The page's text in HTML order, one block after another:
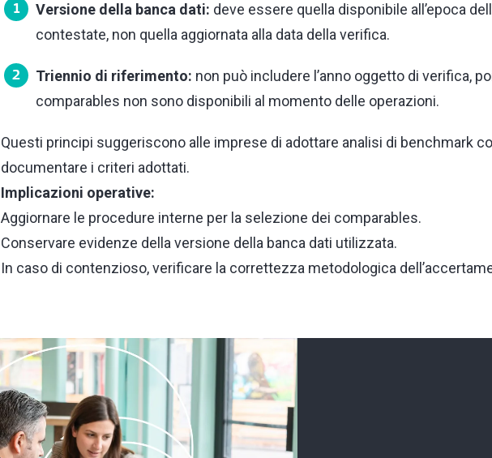
Versione della banca dati: deve essere quella disponibile all’epoca
contestate, non quella aggiornata alla data della verifica.
Triennio di riferimento: non può includere l’anno oggetto di verifica,
comparables non sono disponibili al momento delle operazioni.
Questi principi suggeriscono alle imprese di adottare analisi di benchmark
documentare i criteri adottati.
Implicazioni operative:
Aggiornare le procedure interne per la selezione dei comparables.
Conservare evidenze della versione della banca dati utilizzata.
In caso di contenzioso, verificare la correttezza metodologica